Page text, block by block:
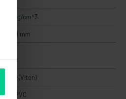
0,65 g/cm^3
39 mm
FKM (Viton)
PVC